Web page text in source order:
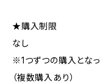
★購入制限
なし
※1つずつの購入となっ
（複数購入あり）